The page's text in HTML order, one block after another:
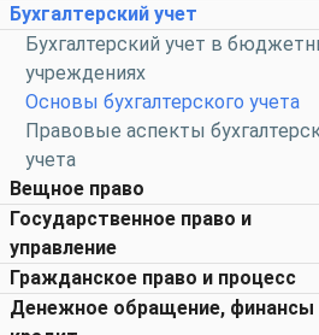
Бухгалтерский учет
Бухгалтерский учет в
учреждениях
Основы бухгалтерского учета
Правовые аспекты
учета
Вещное право
Государственное право и
управление
Гражданское право и процесс
Денежное обращение, финансы